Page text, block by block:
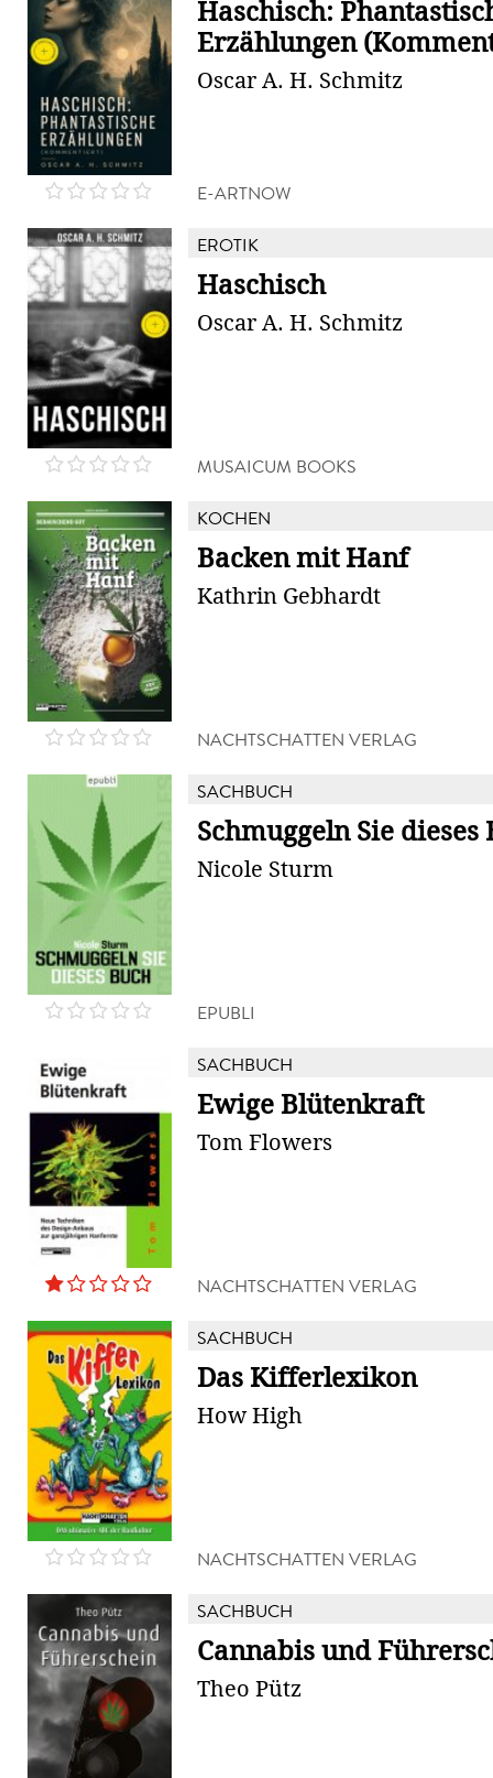
Haschisch:
Erzählungen
Oscar A. H. Schmitz
E-ARTNOW
EROTIK
Haschisch
Oscar A. H. Schmitz
MUSAICUM BOOKS
KOCHEN
Backen mit Hanf
Kathrin Gebhardt
NACHTSCHATTEN VERLAG
SACHBUCH
Schmuggeln Sie dieses
Nicole Sturm
EPUBLI
SACHBUCH
Ewige Blütenkraft
Tom Flowers
NACHTSCHATTEN VERLAG
SACHBUCH
Das Kifferlexikon
How High
NACHTSCHATTEN VERLAG
SACHBUCH
Cannabis und
Theo Pütz